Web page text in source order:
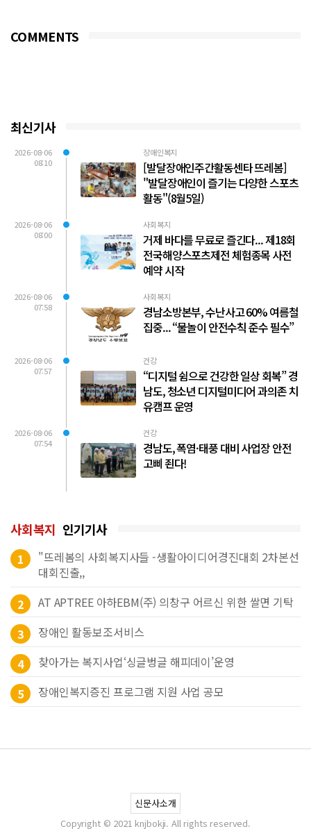
COMMENTS
최신기사
2026-08-06
08:10
장애인복지
[발달장애인주간활동센타 뜨레봄]
"발달장애인이 즐기는 다양한 스포츠
활동"(8월5일)
2026-08-06
08:00
사회복지
거제 바다를 무료로 즐긴다... 제18회
전국해양스포츠제전 체험종목 사전
예약 시작
2026-08-06
07:58
사회복지
경남소방본부, 수난사고 60% 여름철
집중... “물놀이 안전수칙 준수 필수”
2026-08-06
07:57
건강
“디지털 쉼으로 건강한 일상 회복” 경
남도, 청소년 디지털미디어 과의존 치
유캠프 운영
2026-08-06
07:54
건강
경남도, 폭염·태풍 대비 사업장 안전
고삐 죈다!
사회복지 인기기사
1
"뜨레봄의 사회복지사들 -생활아이디어경진대회 2차본선
대회진출,,
2
AT APTREE 아하EBM(주) 의창구 어르신 위한 쌀면 기탁
3
장애인 활동보조서비스
4
찾아가는 복지사업‘싱글벙글 해피데이’운영
5
장애인복지증진 프로그램 지원 사업 공모
신문사소개
Copyright © 2021 knjbokji. All rights reserved.